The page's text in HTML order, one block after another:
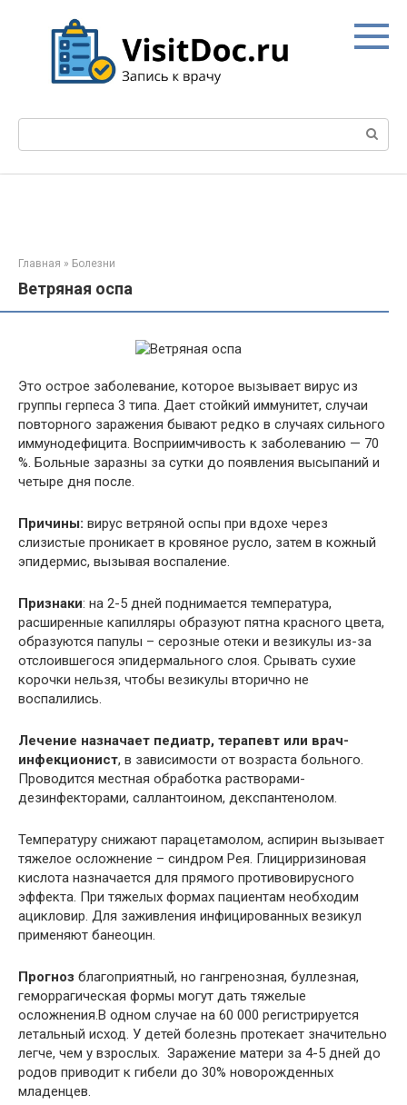
Поиск:
Главная » Болезни
Ветряная оспа
Это острое заболевание, которое вызывает вирус из
группы герпеса 3 типа. Дает стойкий иммунитет, случаи
повторного заражения бывают редко в случаях сильного
иммунодефицита. Восприимчивость к заболеванию — 70
%. Больные заразны за сутки до появления высыпаний и
четыре дня после.
Причины: вирус ветряной оспы при вдохе через
слизистые проникает в кровяное русло, затем в кожный
эпидермис, вызывая воспаление.
Признаки: на 2-5 дней поднимается температура,
расширенные капилляры образуют пятна красного цвета,
образуются папулы – серозные отеки и везикулы из-за
отслоившегося эпидермального слоя. Срывать сухие
корочки нельзя, чтобы везикулы вторично не
воспалились.
Лечение назначает педиатр, терапевт или врач-
инфекционист, в зависимости от возраста больного.
Проводится местная обработка растворами-
дезинфекторами, саллантоином, декспантенолом.
Температуру снижают парацетамолом, аспирин вызывает
тяжелое осложнение – синдром Рея. Глицирризиновая
кислота назначается для прямого противовирусного
эффекта. При тяжелых формах пациентам необходим
ацикловир. Для заживления инфицированных везикул
применяют банеоцин.
Прогноз благоприятный, но гангренозная, буллезная,
геморрагическая формы могут дать тяжелые
осложнения.В одном случае на 60 000 регистрируется
летальный исход. У детей болезнь протекает значительно
легче, чем у взрослых. Заражение матери за 4-5 дней до
родов приводит к гибели до 30% новорожденных
младенцев.